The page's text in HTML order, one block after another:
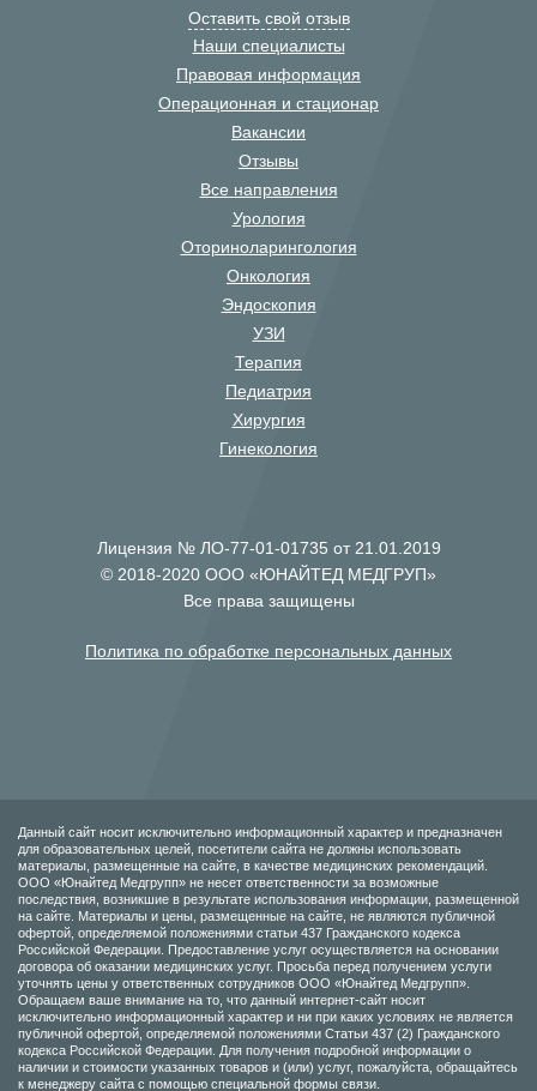
Оставить свой отзыв
Наши специалисты
Правовая информация
Операционная и стационар
Вакансии
Отзывы
Все направления
Урология
Оториноларингология
Онкология
Эндоскопия
УЗИ
Терапия
Педиатрия
Хирургия
Гинекология
Лицензия № ЛО-77-01-01735 от 21.01.2019
© 2018-2020 ООО «ЮНАЙТЕД МЕДГРУП»
Все права защищены
Политика по обработке персональных данных
Данный сайт носит исключительно информационный характер и предназначен
для образовательных целей, посетители сайта не должны использовать
материалы, размещенные на сайте, в качестве медицинских рекомендаций.
ООО «Юнайтед Медгрупп» не несет ответственности за возможные
последствия, возникшие в результате использования информации, размещенной
на сайте. Материалы и цены, размещенные на сайте, не являются публичной
офертой, определяемой положениями статьи 437 Гражданского кодекса
Российской Федерации. Предоставление услуг осуществляется на основании
договора об оказании медицинских услуг. Просьба перед получением услуги
уточнять цены у ответственных сотрудников ООО «Юнайтед Медгрупп».
Обращаем ваше внимание на то, что данный интернет-сайт носит
исключительно информационный характер и ни при каких условиях не является
публичной офертой, определяемой положениями Статьи 437 (2) Гражданского
кодекса Российской Федерации. Для получения подробной информации о
наличии и стоимости указанных товаров и (или) услуг, пожалуйста, обращайтесь
к менеджеру сайта с помощью специальной формы связи.